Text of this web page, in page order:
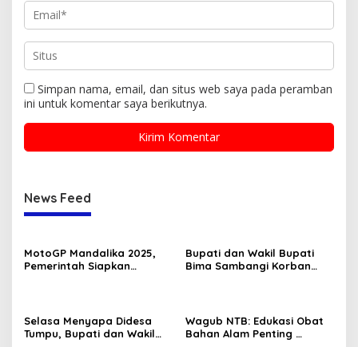
Simpan nama, email, dan situs web saya pada peramban
ini untuk komentar saya berikutnya.
News Feed
MotoGP Mandalika 2025,
Pemerintah Siapkan
Bupati dan Wakil Bupati
Bima Sambangi Korban
Selasa Menyapa Didesa
Tumpu, Bupati dan Wakil
Wagub NTB: Edukasi Obat
Bahan Alam Penting